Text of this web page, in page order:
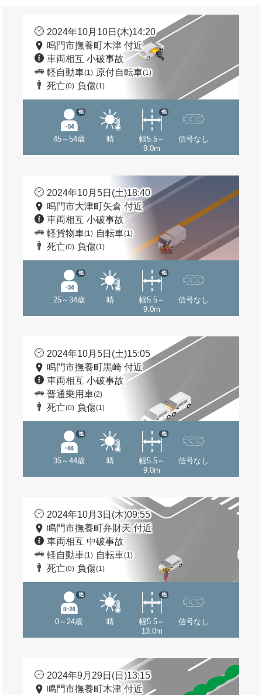
2024年10月10日(木)14:20
鳴門市撫養町木津 付近
車両相互 小破事故
軽自動車(1) 原付自転車(1)
死亡(0) 負傷(1)
45～54歳
他
晴
幅5.5～
9.0m
他
信号なし
2024年10月5日(土)18:40
鳴門市大津町矢倉 付近
車両相互 小破事故
軽貨物車(1) 自転車(1)
死亡(0) 負傷(1)
25～34歳
他
晴
幅5.5～
9.0m
他
信号なし
2024年10月5日(土)15:05
鳴門市撫養町黒崎 付近
車両相互 小破事故
普通乗用車(2)
死亡(0) 負傷(1)
35～44歳
他
晴
幅5.5～
9.0m
他
信号なし
2024年10月3日(木)09:55
鳴門市撫養町弁財天 付近
車両相互 中破事故
軽自動車(1) 自転車(1)
死亡(0) 負傷(1)
0～24歳
他
晴
幅5.5～
13.0m
他
信号なし
2024年9月29日(日)13:15
鳴門市撫養町木津 付近